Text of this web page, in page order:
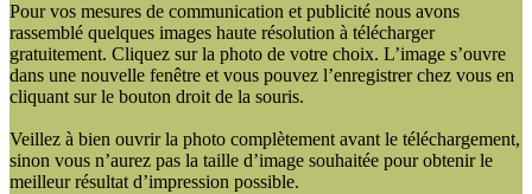
Pour vos mesures de communication et publicité nous avons
rassemblé quelques images haute résolution à télécharger
gratuitement. Cliquez sur la photo de votre choix. L’image s’ouvre
dans une nouvelle fenêtre et vous pouvez l’enregistrer chez vous en
cliquant sur le bouton droit de la souris.
Veillez à bien ouvrir la photo complètement avant le téléchargement,
sinon vous n’aurez pas la taille d’image souhaitée pour obtenir le
meilleur résultat d’impression possible.